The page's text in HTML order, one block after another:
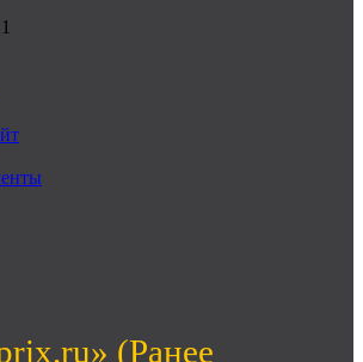
(Ранее